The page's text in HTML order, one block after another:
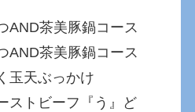
AND茶美豚鍋コース
AND茶美豚鍋コース
玉天ぶっかけ
ストビーフ『う』ど